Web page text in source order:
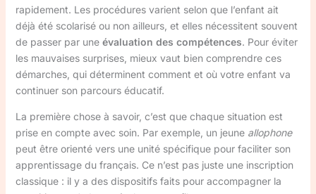
rapidement. Les procédures varient selon que l’enfant ait
déjà été scolarisé ou non ailleurs, et elles nécessitent souvent
de passer par une évaluation des compétences. Pour éviter
les mauvaises surprises, mieux vaut bien comprendre ces
démarches, qui déterminent comment et où votre enfant va
continuer son parcours éducatif.
La première chose à savoir, c’est que chaque situation est
prise en compte avec soin. Par exemple, un jeune allophone
peut être orienté vers une unité spécifique pour faciliter son
apprentissage du français. Ce n’est pas juste une inscription
classique : il y a des dispositifs faits pour accompagner la